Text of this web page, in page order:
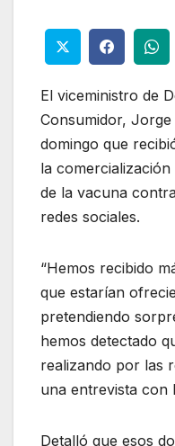
El viceministro de
Consumidor,
domingo que
la
de la vacuna
redes sociales.
“Hemos recibido
que estarían
pretendiendo
hemos detectado
realizando por las
una entrevista con
Detalló que esos